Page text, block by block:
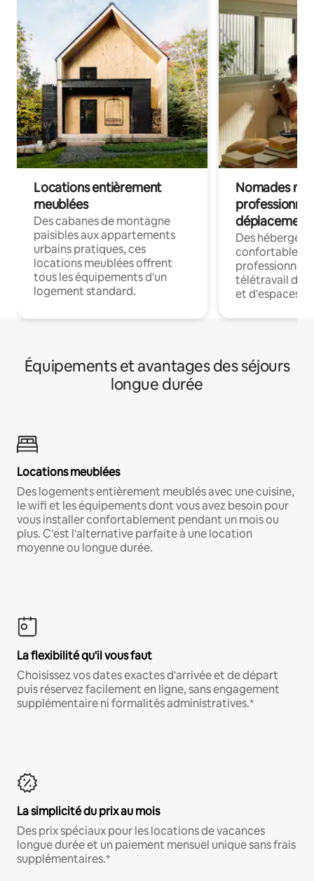
Locations entièrement
meublées
Des cabanes de montagne
paisibles aux appartements
urbains pratiques, ces
locations meublées offrent
tous les équipements d'un
logement standard.
Nomades
déplacement
Des
confortables
professionnels
télétravail
et d'espaces
Équipements et avantages des séjours
longue durée
Locations meublées
Des logements entièrement meublés avec une cuisine,
le wifi et les équipements dont vous avez besoin pour
vous installer confortablement pendant un mois ou
plus. C'est l'alternative parfaite à une location
moyenne ou longue durée.
La flexibilité qu'il vous faut
Choisissez vos dates exactes d'arrivée et de départ
puis réservez facilement en ligne, sans engagement
supplémentaire ni formalités administratives.*
La simplicité du prix au mois
Des prix spéciaux pour les locations de vacances
longue durée et un paiement mensuel unique sans frais
supplémentaires.*